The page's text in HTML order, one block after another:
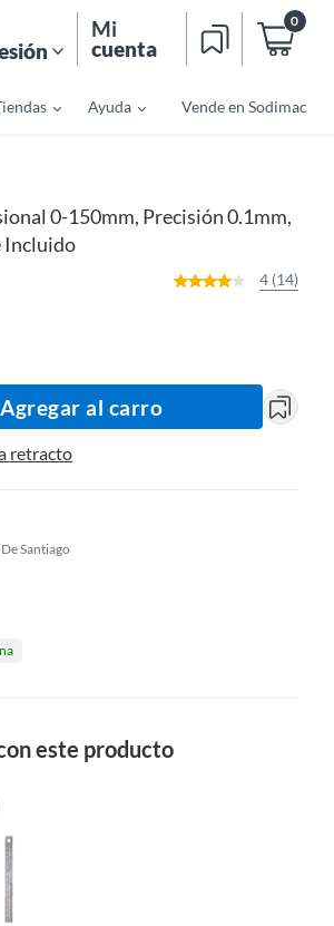
Mi
cuenta
0
Ayuda Vende en Sodimac
0-150mm, Precisión 0.1mm,
Incluido
4 (14)
Agregar al carro
retracto
Santiago
este producto